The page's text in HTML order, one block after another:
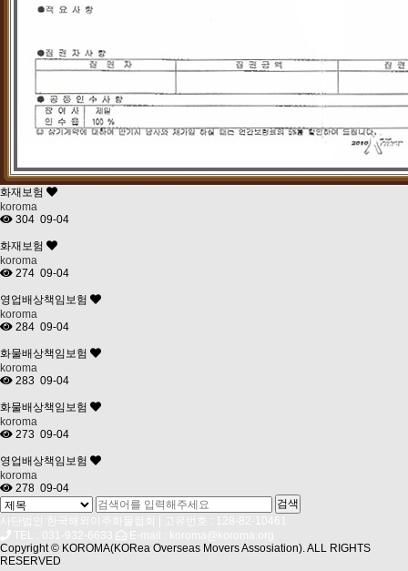
화재보험
koroma
304 09-04
화재보험
koroma
274 09-04
영업배상책임보험
koroma
284 09-04
화물배상책임보험
koroma
283 09-04
화물배상책임보험
koroma
273 09-04
영업배상책임보험
koroma
278 09-04
사단법인 한국해외이주화물협회 | 고유번호 : 128-82-10461
TEL : 031-932-6633
E-mail : koroma@koroma.org
Copyright © KOROMA(KORea Overseas Movers Assosiation). ALL RIGHTS
RESERVED